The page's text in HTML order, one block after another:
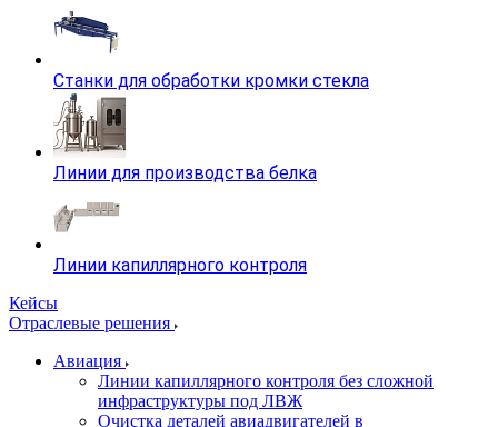
Станки для обработки кромки стекла
Линии для производства белка
Линии капиллярного контроля
Кейсы
Отраслевые решения
Авиация
Линии капиллярного контроля без сложной
инфраструктуры под ЛВЖ
Очистка деталей авиадвигателей в